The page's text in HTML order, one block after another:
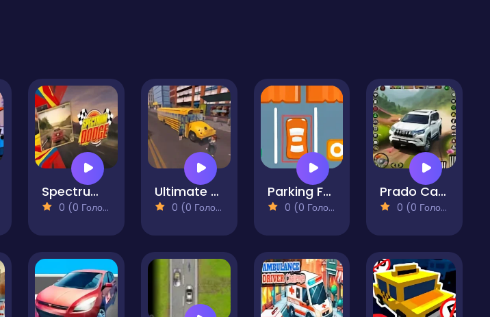
Spectrum Dodge
0 (0 Голосів)
Ultimate Bus Simulator Driver Duty 3D
0 (0 Голосів)
Parking Fever
0 (0 Голосів)
Prado Car Driving
0 (0 Голосів)